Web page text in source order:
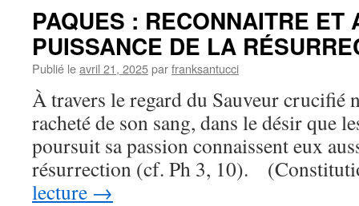
PAQUES : RECONNAITRE ET
PUISSANCE DE LA
Publié leavril 21, 2025parfranksantucci
À travers le regard du Sauveur crucifié
racheté de son sang, dans le désir que
poursuit sa passion connaissent eux
résurrection (cf. Ph 3, 10).
lecture →